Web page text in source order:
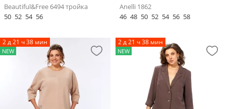
Beautiful&Free 6494 тройка
50 52 54 56
Anelli 1862
46 48 50 52 54 56 58
2 д 21 ч 38 мин
NEW
2 д 21 ч 38 мин
NEW